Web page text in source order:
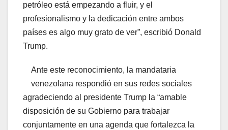
petróleo está empezando a fluir, y el
profesionalismo y la dedicación entre ambos
países es algo muy grato de ver”, escribió Donald
Trump.
Ante este reconocimiento, la mandataria
venezolana respondió en sus redes sociales
agradeciendo al presidente Trump la “amable
disposición de su Gobierno para trabajar
conjuntamente en una agenda que fortalezca la